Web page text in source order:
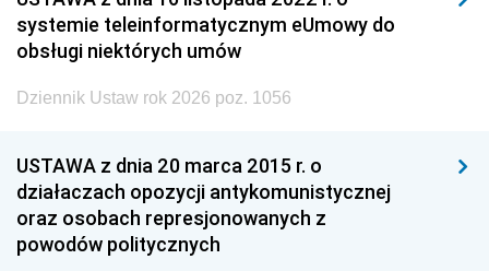
systemie teleinformatycznym eUmowy do
obsługi niektórych umów
Dziennik Ustaw rok 2026 poz. 1056
USTAWA z dnia 20 marca 2015 r. o
działaczach opozycji antykomunistycznej
oraz osobach represjonowanych z
powodów politycznych